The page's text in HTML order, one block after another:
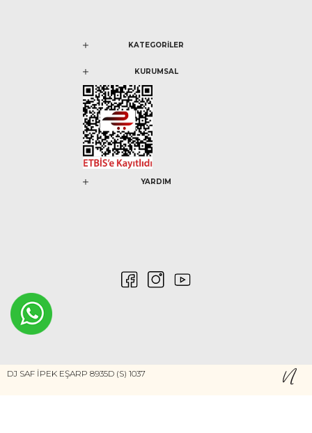
KATEGORİLER
KURUMSAL
YARDIM
DJ SAF İPEK EŞARP 8935D (S) 1037